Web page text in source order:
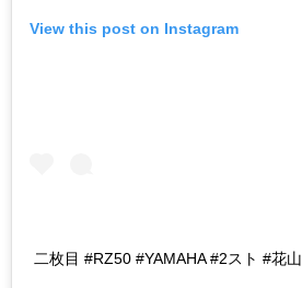
View this post on Instagram
二枚目 #RZ50 #YAMAHA #2スト #花山